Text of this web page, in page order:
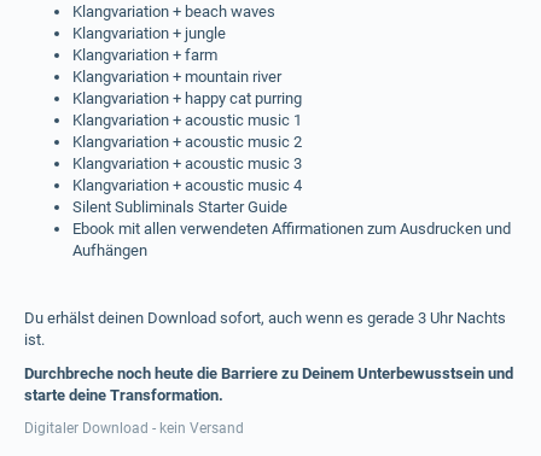
Klangvariation + beach waves
Klangvariation + jungle
Klangvariation + farm
Klangvariation + mountain river
Klangvariation + happy cat purring
Klangvariation + acoustic music 1
Klangvariation + acoustic music 2
Klangvariation + acoustic music 3
Klangvariation + acoustic music 4
Silent Subliminals Starter Guide
Ebook mit allen verwendeten Affirmationen zum Ausdrucken und
Aufhängen
Du erhälst deinen Download sofort, auch wenn es gerade 3 Uhr Nachts
ist.
Durchbreche noch heute die Barriere zu Deinem Unterbewusstsein und
starte deine Transformation.
Digitaler Download - kein Versand